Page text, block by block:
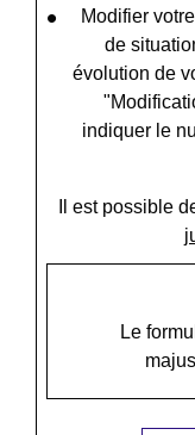
Modifier
de
évolution de
indiquer le
Il est possible
Le